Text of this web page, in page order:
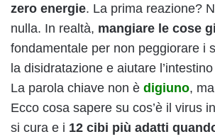
zero energie. La prima reazione?
nulla. In realtà, mangiare le cose
fondamentale per non peggiorare i
la disidratazione e aiutare
La parola chiave non è digiuno, ma
Ecco cosa sapere su cos’è il virus
si cura e i 12 cibi più adatti